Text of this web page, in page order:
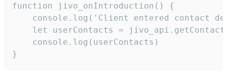
function jivo_onIntroduction() {
console.log('Client entered contact
let userContacts =
    console.log(userContacts)
}